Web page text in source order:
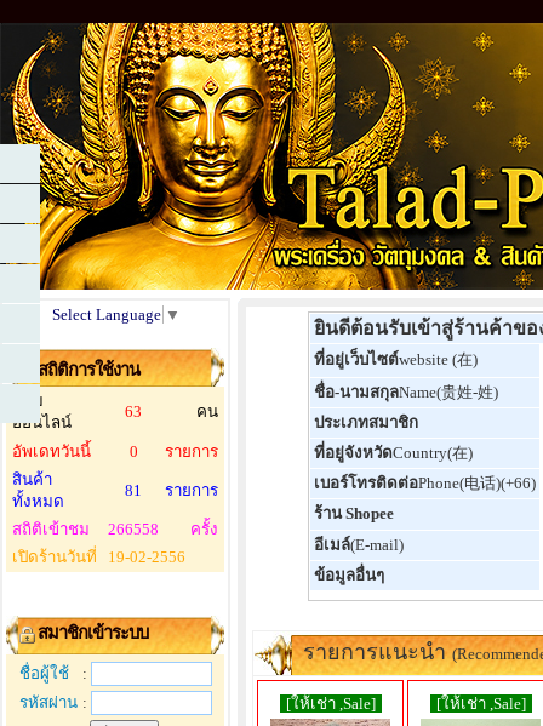
Select Language ▼
สถิติการใช้งาน
ผู้ชม
ออนไลน์
63 คน
อัพเดทวันนี้ 0
รายการ
สินค้า
ทั้งหมด
81 รายการ
สถิติเข้าชม 266558
ครั้ง
เปิดร้านวันที่
19-02-2556
สมาชิกเข้าระบบ
ชื่อผู้ใช้
:
รหัสผ่าน :
ยินดีต้อนรับเข้าสู่ร้านค้าข
ที่อยู่เว็บไซต์website (在)
ชื่อ-นามสกุลName(贵姓-姓)
ประเภทสมาชิก
ที่อยู่จังหวัดCountry(在)
เบอร์โทรติดต่อPhone(电话)(+66)
ร้าน Shopee
อีเมล์(E-mail)
ข้อมูลอื่นๆ
รายการแนะนำ
[ให้เช่า ,Sale] [ให้เช่า ,Sale]